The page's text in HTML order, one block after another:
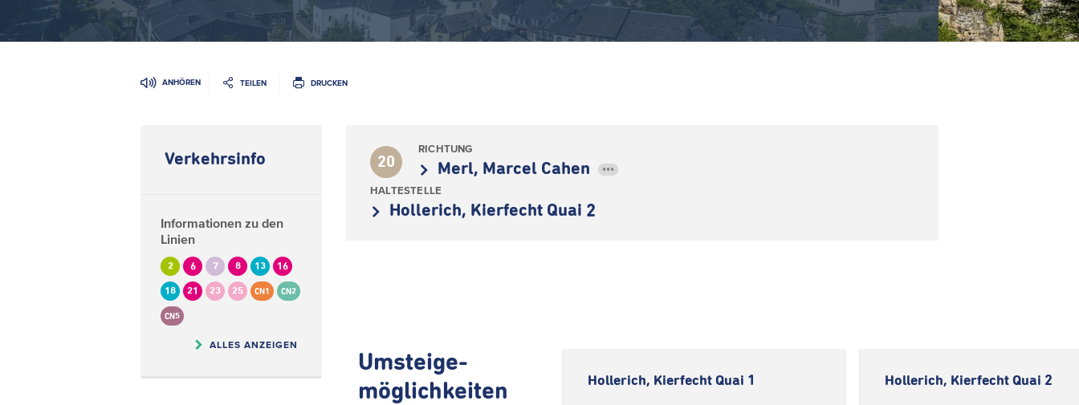
ANHÖREN TEILEN DRUCKEN
Verkehrsinfo
Informationen zu den
Linien
2 6 7 8 13 16
18 21 23 25 CN1 CN2
CN5
ALLES ANZEIGEN
20
RICHTUNG
Merl, Marcel Cahen •••
HALTESTELLE
Hollerich, Kierfecht Quai 2
Umsteige-
möglichkeiten
Hollerich, Kierfecht Quai 1 Hollerich, Kierfecht Quai 2